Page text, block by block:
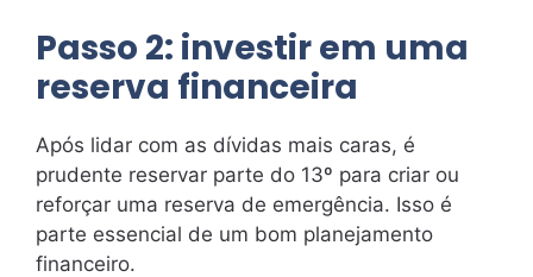
Passo 2: investir em uma
reserva financeira
Após lidar com as dívidas mais caras, é
prudente reservar parte do 13º para criar ou
reforçar uma reserva de emergência. Isso é
parte essencial de um bom planejamento
financeiro.